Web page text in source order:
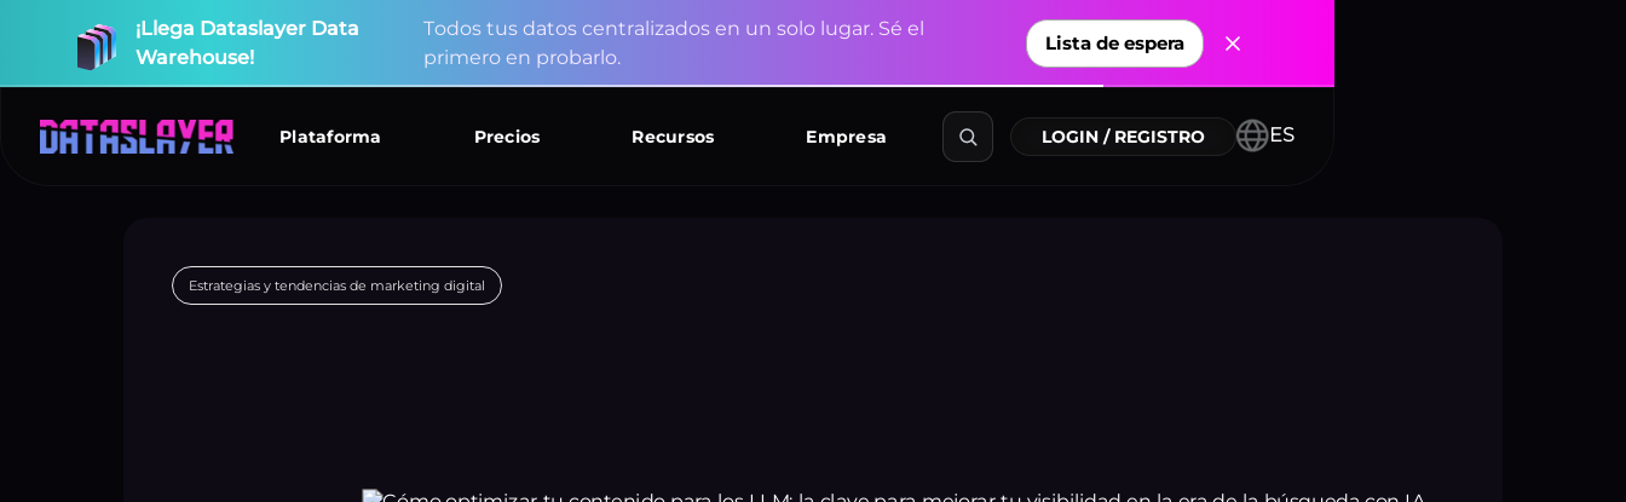
¡Llega Dataslayer Data
Warehouse!
Todos tus datos centralizados en un solo lugar Sé el
primero en probarlo
Lista de espera
¡Nuevos I
Explorar conectores
Estrategias y tendencias de marketing digital